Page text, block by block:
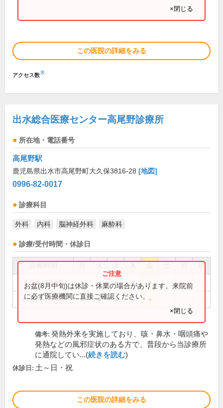
×閉じる
この医院の詳細をみる
アクセス数※
出水総合医療センター高尾野診療所
所在地・電話番号
高尾野駅
鹿児島県出水市高尾野町大久保3816-28 [地図]
0996-82-0017
診療科目
外科 内科 脳神経外科 麻酔科
診療/受付時間・休診日
祝
9:00～12:00 ● ● ● ● ●
12:00～17:00 ● ● ● ●
お盆(8月中旬)は休診・休業の場合があります。来院前
に必ず医療機関に直接ご確認ください。
×閉じる
備考: 発熱外来を実施しており、咳・鼻水・咽頭痛や
発熱などの風邪症状のある方で、普段から当診療所
に通院してい...(続きを読む)
休診日: 土～日・祝
この医院の詳細をみる